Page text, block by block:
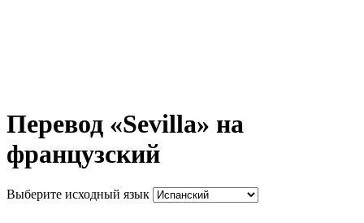
Перевод «Sevilla» на
французский
Выберите исходный язык